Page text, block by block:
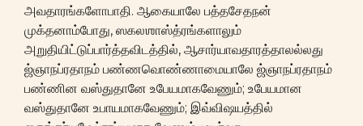
அவதாரங்களோபாதி. ஆகையாலே பத்தசேதநன்
முக்தனாம்போது, ஸகலஶாஸ்த்ரங்களாலும்
அறுதியிட்டுப்பார்த்தவிடத்தில், ஆசார்யாவதாரத்தாலல்லது
ஜ்ஞாநப்ரதாநம் பண்ணவொண்ணாமையாலே ஜ்ஞாநப்ரதாநம்
பண்ணின வஸ்துதானே உபேயமாகவேணும்; உபேயமான
வஸ்துதானே உபாயமாகவேணும்; இவ்விஷயத்தில்